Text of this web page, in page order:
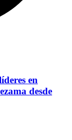
en
desde